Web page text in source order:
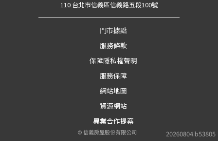
20260804.b53805
110 台北市信義區信義路五段100號
門市據點
服務條款
保障隱私權聲明
服務保障
網站地圖
資源網站
異業合作提案
©信義房屋股份有限公司